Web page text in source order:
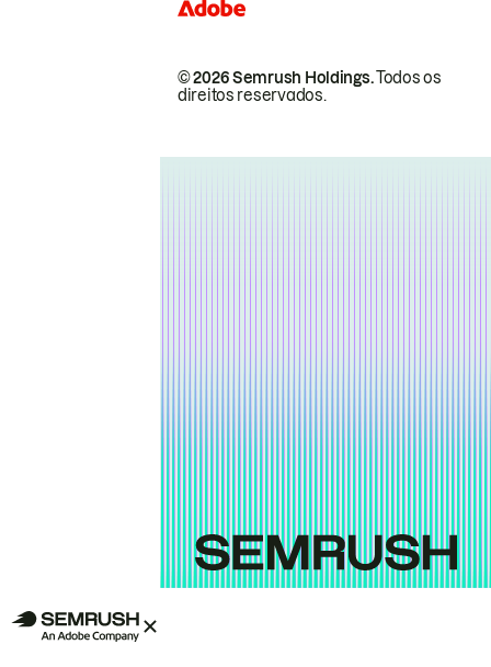
© 2026 Semrush Holdings.Todos os
direitos reservados.